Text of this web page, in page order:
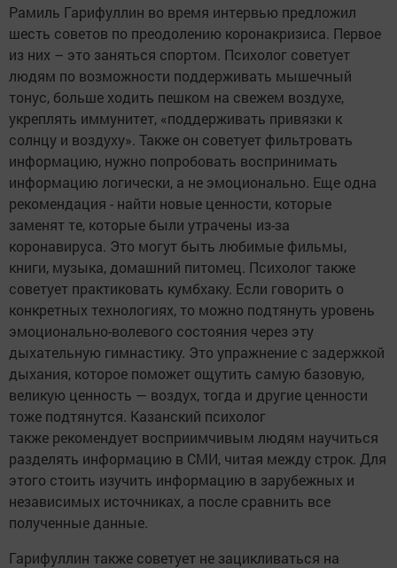
Рамиль Гарифуллин во время интервью предложил
шесть советов по преодолению коронакризиса. Первое
из них – это заняться спортом. Психолог советует
людям по возможности поддерживать мышечный
тонус, больше ходить пешком на свежем воздухе,
укреплять иммунитет, «поддерживать привязки к
солнцу и воздуху». Также он советует фильтровать
информацию, нужно попробовать воспринимать
информацию логически, а не эмоционально. Еще одна
рекомендация - найти новые ценности, которые
заменят те, которые были утрачены из-за
коронавируса. Это могут быть любимые фильмы,
книги, музыка, домашний питомец. Психолог также
советует практиковать кумбхаку. Если говорить о
конкретных технологиях, то можно подтянуть уровень
эмоционально-волевого состояния через эту
дыхательную гимнастику. Это упражнение с задержкой
дыхания, которое поможет ощутить самую базовую,
великую ценность — воздух, тогда и другие ценности
тоже подтянутся. Казанский психолог
также рекомендует восприимчивым людям научиться
разделять информацию в СМИ, читая между строк. Для
этого стоить изучить информацию в зарубежных и
независимых источниках, а после сравнить все
полученные данные.
Гарифуллин также советует не зацикливаться на